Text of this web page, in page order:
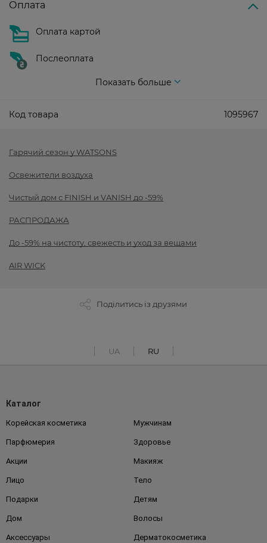
Оплата
Оплата картой
Послеоплата
Показать больше
Код товара 1095967
Гарячий сезон у WATSONS
Освежители воздуха
Чистый дом с FINISH и VANISH до -59%
РАСПРОДАЖА
До -59% на чистоту, свежесть и уход за вещами
AIR WICK
Поділитись із друзями
UA RU
Каталог
Корейская косметика Мужчинам
Парфюмерия Здоровье
Акции Макияж
Лицо Тело
Подарки Детям
Дом Волосы
Аксессуары Дерматокосметика